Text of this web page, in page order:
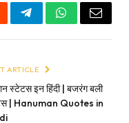
TelegramWhatsApp
Email
ARTICLE
स्टेटस इन हिंदी | बजरंग बली
| Hanuman Quotes in